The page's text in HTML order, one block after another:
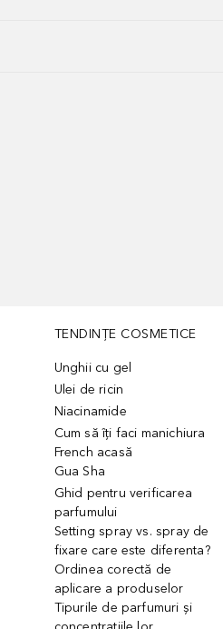
TENDINȚE COSMETICE
Unghii cu gel
Ulei de ricin
Niacinamide
Cum să îți faci manichiura
French acasă
Gua Sha
Ghid pentru verificarea
parfumului
Setting spray vs. spray de
fixare care este diferenta?
Ordinea corectă de
aplicare a produselor
Tipurile de parfumuri și